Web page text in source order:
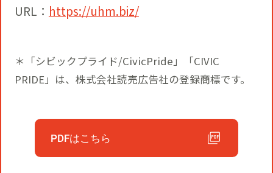
URL： https://uhm.biz/
＊「シビックプライド/CivicPride」「CIVIC
PRIDE」は、株式会社読売広告社の登録商標です。
PDFはこちら